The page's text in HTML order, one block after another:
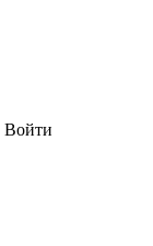
Войти